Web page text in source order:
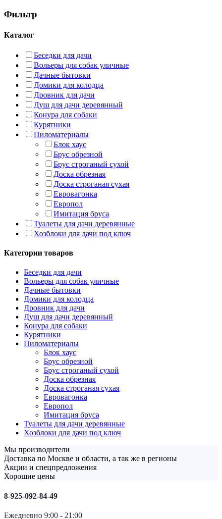
Фильтр
Каталог
Беседки для дачи
Вольеры для собак уличные
Дачные бытовки
Домики для колодца
Дровник для дачи
Душ для дачи деревянный
Конура для собаки
Курятники
Пиломатериалы
Блок хаус
Брус обрезной
Брус строганый сухой
Доска обрезная
Доска строганая сухая
Евровагонка
Европол
Имитация бруса
Туалеты для дачи деревянные
Хозблоки для дачи под ключ
Категории товаров
Беседки для дачи
Вольеры для собак уличные
Дачные бытовки
Домики для колодца
Дровник для дачи
Душ для дачи деревянный
Конура для собаки
Курятники
Пиломатериалы
Блок хаус
Брус обрезной
Брус строганый сухой
Доска обрезная
Доска строганая сухая
Евровагонка
Европол
Имитация бруса
Туалеты для дачи деревянные
Хозблоки для дачи под ключ
Мы производители
Доставка по Москве и области, а так же в регионы
Акции и спецпредложения
Хорошие цены
8-925-092-84-49
Ежедневно 9:00 - 21:00